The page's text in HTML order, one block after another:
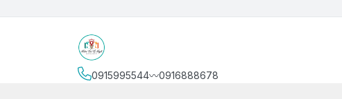
0915995544〰️0916888678